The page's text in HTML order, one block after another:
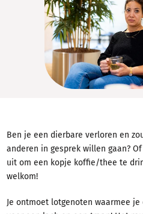
Contact en spoed
Over GGz Breburg
Problemen
Behandelingen
Ervaringsverhalen
Ben je een dierbare verloren en
anderen in gesprek willen gaan?
uit om een kopje koffie/thee te
welkom!
Je ontmoet lotgenoten waarmee